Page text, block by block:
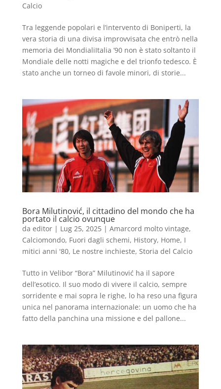
Calcio
Tra leggende popolari e l’intervento di Boniperti, la
vera storia di una divisa improvvisata che entrò nella
memoria dei MondialiItalia ’90 non è stato soltanto il
Mondiale delle notti magiche e del trionfo tedesco. È
stato anche un torneo di favole minori, di storie...
Bora Milutinović, il cittadino del mondo che ha
portato il calcio ovunque
da editor| Lug 25, 2025| Amarcord molto vintage,
Calciomondo, Fuori dagli schemi, History, Home, I
mitici anni '80, Le nostre inchieste, Storia del Calcio
Tutto in Velibor “Bora” Milutinović ha il sapore
dell’esotico. Il suo modo di vivere il calcio, sempre
sorridente e mai sopra le righe, lo ha reso una figura
unica nel panorama internazionale: un uomo che ha
fatto della panchina una missione e del pallone...